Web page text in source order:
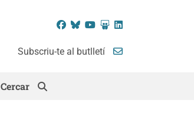
Facebook
BlueskyYouTube
SlideShare
LinkedIn
Subscriu-te al butlletí
Cercar